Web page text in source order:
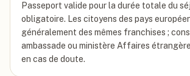
Passeport valide pour la durée totale du
obligatoire. Les citoyens des pays
généralement des mêmes franchises ;
ambassade ou ministère Affaires
en cas de doute.